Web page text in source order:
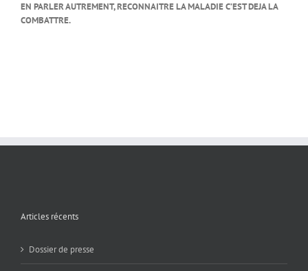
EN PARLER AUTREMENT, RECONNAITRE LA MALADIE C’EST DEJA LA
COMBATTRE.
Articles récents
Dossier de presse